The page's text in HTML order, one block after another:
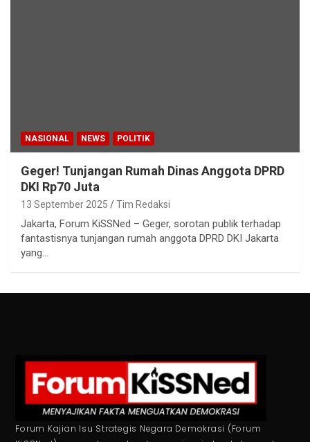
NASIONAL NEWS POLITIK
Geger! Tunjangan Rumah Dinas Anggota DPRD
DKI Rp70 Juta
13 September 2025 Tim Redaksi
Jakarta, Forum KiSSNed – Geger, sorotan publik terhadap
fantastisnya tunjangan rumah anggota DPRD DKI Jakarta
yang…
Forum Kajian Isu Strategis Negara Demokrasi (Forum